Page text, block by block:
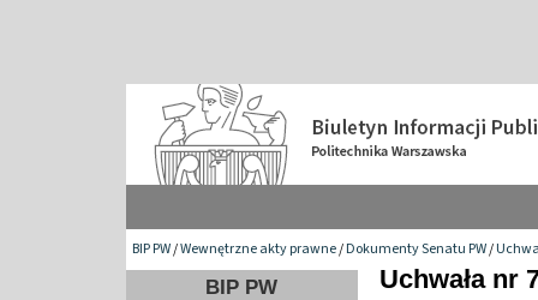
BIP PW/Wewnętrzne akty prawne/Dokumenty Senatu PW/
BIP PW Uchwała nr